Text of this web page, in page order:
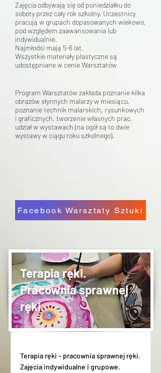
Program Warsztatów zakłada poznanie kilka
obrazów słynnych malarzy w miesiącu,
poznanie technik malarskich, rysunkowych
i graficznych, tworzenie własnych prac,
udział w wystawach (na ogół są to dwie
wystawy w ciągu roku szkolnego).
Zajęcia odbywają się od poniedziałku do
soboty przez cały rok szkolny. Uczestnicy
pracują w grupach dopasowanych wiekowo,
pod względem zaawansowania lub
indywidualnie.
Najmłodsi mają 5-6 lat.
Wszystkie materiały plastyczne są
udostępniane w cenie Warsztatów
Facebook Warsztaty Sztuki
Terapia ręki.
Pracownia sprawnej
ręki.
Terapia ręki - pracownia sprawnej ręki.
Zajęcia indywidualne i grupowe.